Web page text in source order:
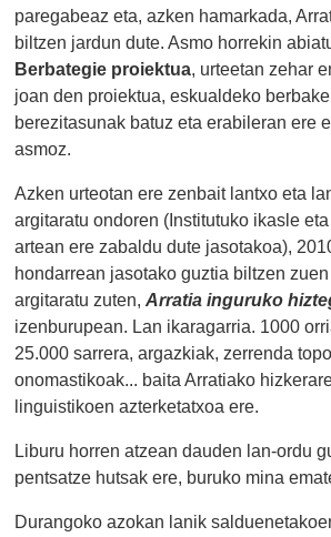
paregabeaz eta, azken hamarkada,
biltzen jardun dute. Asmo horrekin
Berbategie proiektua, urteetan zehar
joan den proiektua, eskualdeko
berezitasunak batuz eta erabileran ere
asmoz.
Azken urteotan ere zenbait lantxo eta
argitaratu ondoren (Institutuko ikasle
artean ere zabaldu dute jasotakoa),
hondarrean jasotako guztia biltzen
argitaratu zuten,Arratia inguruko
izenburupean. Lan ikaragarria. 1000
25.000 sarrera, argazkiak, zerrenda
onomastikoak... baita Arratiako
linguistikoen azterketatxoa ere.
Liburu horren atzean dauden lan-ordu
pentsatze hutsak ere, buruko mina
Durangoko azokan lanik